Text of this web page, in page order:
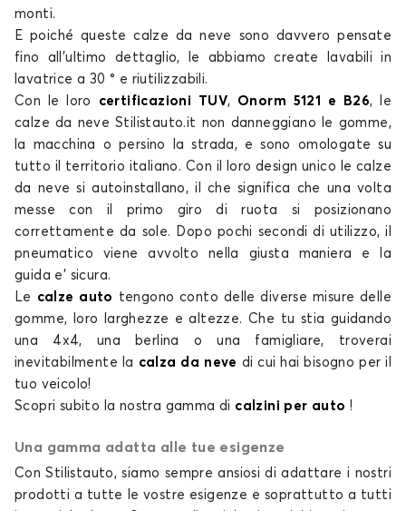
Calze da neve per SKODA FELICIA
KAMIQ
monti.
E poiché questecalze da neve
sono davvero pensate
fino all’ultimo dettaglio, le abbiamo create lavabili in
lavatrice a 30 ° e riutilizzabili.
Con le loro certificazioni TUV, Onorm 5121 e B26, le
calze da neve Stilistauto.it non danneggiano le gomme,
la macchina o persino la strada, e sono omologate su
tutto il territorio italiano . Con il loro design unico lecalze
da neve si autoinstallano, il che significa che una volta
messe con il primo giro di ruota si posizionano
correttamente da sole. Dopo pochi secondi di utilizzo, il
pneumatico viene avvolto nella giusta maniera e la
guida e’ sicura.
Le calze auto tengono conto delle diverse misure delle
gomme, loro larghezze e altezze. Che tu stia guidando
una 4x4, una berlina o una famigliare, troverai
inevitabilmente la calza da neve di cui hai bisogno per il
tuo veicolo!
Scopri subito la nostra gamma di calzini per auto !
Una gamma adatta alle tue esigenze
Con Stilistauto, siamo sempre ansiosi di adattare i nostri
prodotti a tutte le vostre esigenze e soprattutto a tutti